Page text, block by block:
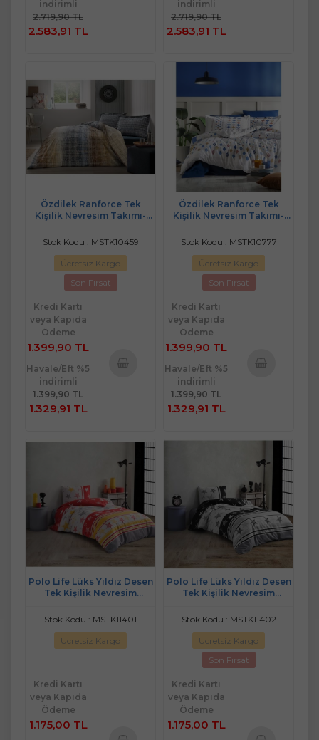
indirimli
2.719,90 TL
2.583,91 TL
indirimli
2.719,90 TL
2.583,91 TL
Özdilek Ranforce Tek
Kişilik Nevresim Takımı-
Stok Kodu : MSTK10459
Ücretsiz Kargo
Son Fırsat
Kredi Kartı
veya Kapıda
Ödeme
1.399,90 TL
Havale/Eft %5
indirimli
1.399,90 TL
1.329,91 TL
Özdilek Ranforce Tek
Kişilik Nevresim Takımı-
Stok Kodu : MSTK10777
Ücretsiz Kargo
Son Fırsat
Kredi Kartı
veya Kapıda
Ödeme
1.399,90 TL
Havale/Eft %5
indirimli
1.399,90 TL
1.329,91 TL
Polo Life Lüks Yıldız Desen
Tek Kişilik Nevresim
Stok Kodu : MSTK11401
Ücretsiz Kargo
Kredi Kartı
veya Kapıda
Ödeme
1.175,00 TL
Polo Life Lüks Yıldız Desen
Tek Kişilik Nevresim
Stok Kodu : MSTK11402
Ücretsiz Kargo
Son Fırsat
Kredi Kartı
veya Kapıda
Ödeme
1.175,00 TL